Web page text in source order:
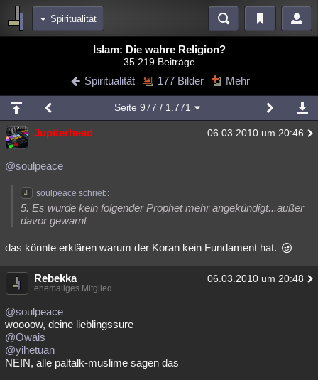
Spiritualität
Diskussionen Blogs Videos
Chat Wiki Neuigkeiten
meine Rubriken
Menschen Wissenschaft Mystery Kriminalfälle
Spiritualität
Natur Umfragen
weitere Rubriken
Musik Clash Verbesserungen
Übersichten
Besucht Teilgenommen
Lesenswert Schlüsselwörter
Islam: Die wahre Religion?
35.219 Beiträge
Spiritualität 177 Bilder Mehr
Seite 977 / 1.771
Jupiterhead 06.03.2010 um 20:46
@soulpeace
soulpeace schrieb:
5. Es wurde kein folgender Prophet mehr angekündigt...außer
davor gewarnt
das könnte erklären warum der Koran kein Fundament hat.
Rebekka 06.03.2010 um 20:48
ehemaliges Mitglied
@soulpeace
woooow, deine lieblingssure
@Owais
@yihetuan
NEIN, alle paltalk-muslime sagen das